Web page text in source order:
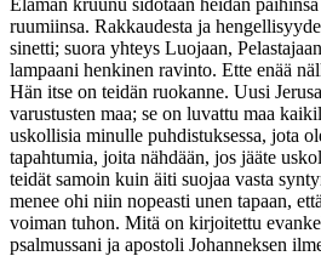
ruumiinsa. Rakkaudesta ja
sinetti; suora yhteys Luojaan,
lampaani henkinen ravinto. Ette enää
Hän itse on teidän ruokanne. Uusi
varustusten maa; se on luvattu maa
uskollisia minulle puhdistuksessa, jota
tapahtumia, joita nähdään, jos jääte
teidät samoin kuin äiti suojaa vasta
menee ohi niin nopeasti unen tapaan,
voiman tuhon. Mitä on kirjoitettu
psalmussani ja apostoli Johanneksen